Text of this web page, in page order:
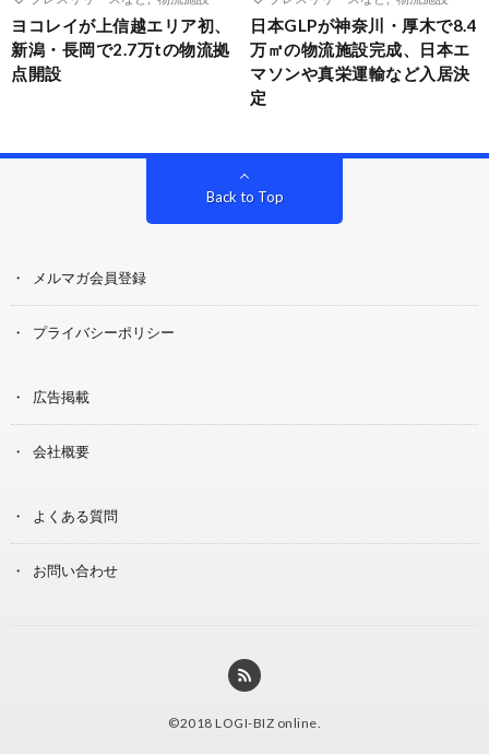
ヨコレイが上信越エリア初、
新潟・長岡で2.7万tの物流拠
点開設
日本GLPが神奈川・厚木で8.4
万㎡の物流施設完成、日本エ
マソンや真栄運輸など入居決
定
Back to Top
メルマガ会員登録
プライバシーポリシー
広告掲載
会社概要
よくある質問
お問い合わせ
©2018 LOGI-BIZ online